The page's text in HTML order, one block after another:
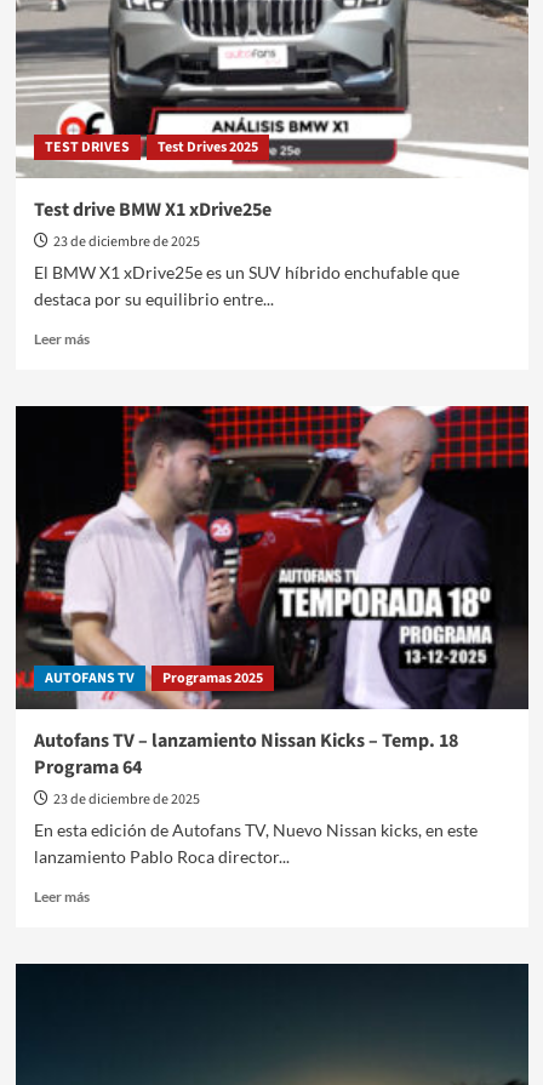
en
Junín
TEST DRIVES Test Drives 2025
Test drive BMW X1 xDrive25e
23 de diciembre de 2025
El BMW X1 xDrive25e es un SUV híbrido enchufable que
destaca por su equilibrio entre...
Leer másLeer
Test
BMW
xDrive25e
AUTOFANS TV Programas 2025
Autofans TV – lanzamiento Nissan Kicks – Temp. 18
Programa 64
23 de diciembre de 2025
En esta edición de Autofans TV, Nuevo Nissan kicks, en este
lanzamiento Pablo Roca director...
Leer másLeer
Autofans